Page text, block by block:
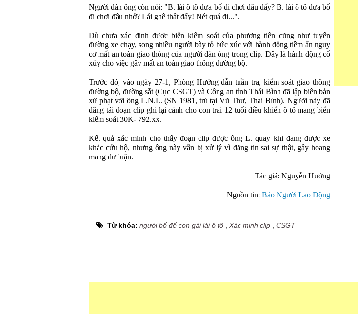
Người đàn ông còn nói: "B. lái ô tô đưa bố đi chơi đâu đấy? B. lái ô tô đưa bố
đi chơi đâu nhở? Lái ghê thật đấy! Nét quá đi...".
Dù chưa xác định được biển kiểm soát của phương tiện cũng như tuyến
đường xe chạy, song nhiều người bày tỏ bức xúc với hành động tiềm ẩn nguy
cơ mất an toàn giao thông của người đàn ông trong clip. Đây là hành động cổ
xúy cho việc gây mất an toàn giao thông đường bộ.
Trước đó, vào ngày 27-1, Phòng Hướng dẫn tuần tra, kiểm soát giao thông
đường bộ, đường sắt (Cục CSGT) và Công an tỉnh Thái Bình đã lập biên bản
xử phạt với ông L.N.L. (SN 1981, trú tại Vũ Thư, Thái Bình). Người này đã
đăng tải đoạn clip ghi lại cảnh cho con trai 12 tuổi điều khiển ô tô mang biển
kiểm soát 30K- 792.xx.
Kết quả xác minh cho thấy đoạn clip được ông L. quay khi đang được xe
khác cứu hộ, nhưng ông này vẫn bị xử lý vì đăng tin sai sự thật, gây hoang
mang dư luận.
Tác giả: Nguyễn Hưởng
Nguồn tin: Báo Người Lao Động
Từ khóa: người bố để con gái lái ô tô Xác minh clip CSGT